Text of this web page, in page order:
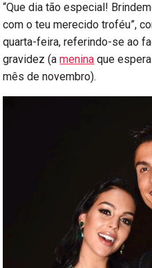
“Que dia tão especial!
com o teu merecido troféu”,
quarta-feira, referindo-se ao
gravidez (amenina que
mês de novembro).